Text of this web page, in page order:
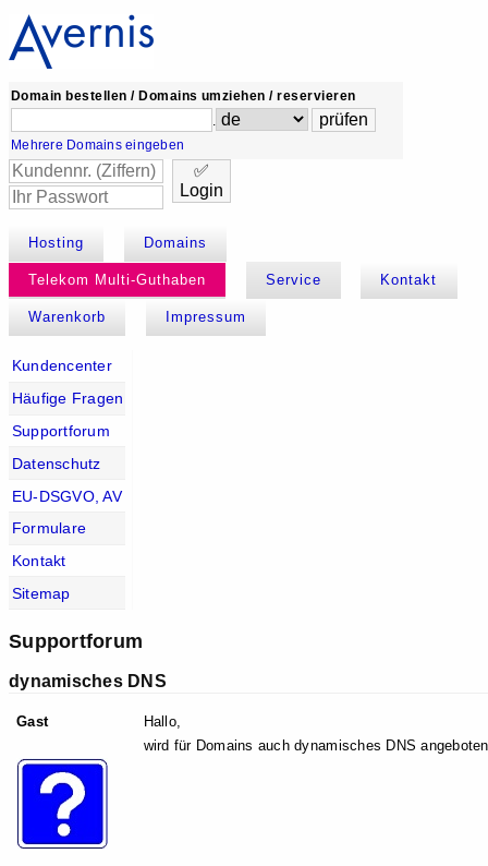
Domain bestellen / Domains umziehen / reservieren
.
Mehrere Domains eingeben
✅
Login
Hosting Domains
Telekom Multi-Guthaben Service Kontakt
Warenkorb Impressum
Kundencenter
Häufige Fragen
Supportforum
Datenschutz
EU-DSGVO, AV
Formulare
Kontakt
Sitemap
Supportforum
dynamisches DNS
Gast
Hallo,
wird für Domains auch dynamisches DNS